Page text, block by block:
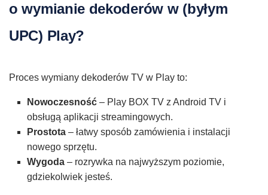
o wymianie dekoderów w (byłym
UPC) Play?
Proces wymiany dekoderów TV w Play to:
Nowoczesność – Play BOX TV z Android TV i
obsługą aplikacji streamingowych.
Prostota – łatwy sposób zamówienia i instalacji
nowego sprzętu.
Wygoda – rozrywka na najwyższym poziomie,
gdziekolwiek jesteś.